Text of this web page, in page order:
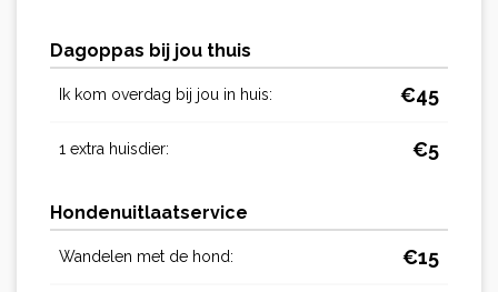
Dagoppas bij jou thuis
Ik kom overdag bij jou in huis: €45
1 extra huisdier: €5
Hondenuitlaatservice
Wandelen met de hond: €15